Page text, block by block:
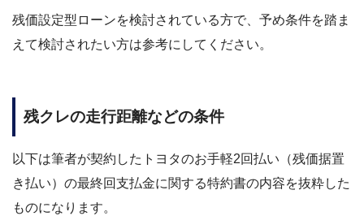
残価設定型ローンを検討されている方で、予め条件を踏ま
えて検討されたい方は参考にしてください。
残クレの走行距離などの条件
以下は筆者が契約したトヨタのお手軽2回払い（残価据置
き払い）の最終回支払金に関する特約書の内容を抜粋した
ものになります。